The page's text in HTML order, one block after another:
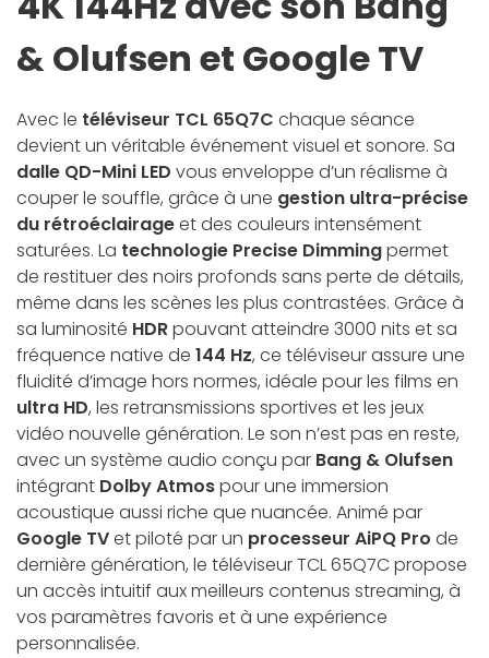
& Olufsen et Google TV
Avec le téléviseur TCL 65Q7C chaque séance
devient un véritable événement visuel et sonore. Sa
dalle QD-Mini LED vous enveloppe d’un réalisme à
couper le souffle, grâce à une gestion ultra-précise
du rétroéclairageet des couleurs intensément
saturées. La technologie Precise Dimmingpermet
de restituer des noirs profonds sans perte de détails,
même dans les scènes les plus contrastées. Grâce à
sa luminosité HDRpouvant atteindre 3000 nits et sa
fréquence native de 144 Hz, ce téléviseur assure une
fluidité d’image hors normes, idéale pour les films en
ultra HD, les retransmissions sportives et les jeux
vidéo nouvelle génération. Le son n’est pas en reste,
avec un système audio conçu par Bang & Olufsen
intégrant Dolby Atmospour une immersion
acoustique aussi riche que nuancée. Animé par
Google TVet piloté par un processeur AiPQ Pro de
dernière génération, le téléviseur TCL 65Q7C propose
un accès intuitif aux meilleurs contenus streaming, à
vos paramètres favoris et à une expérience
personnalisée.